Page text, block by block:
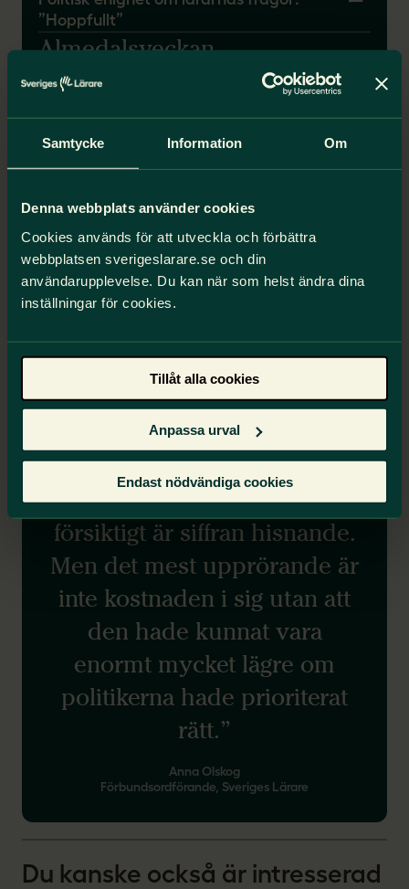
Samtycke Information Om
Denna webbplats använder cookies
Cookies används för att utveckla och förbättra
webbplatsen sverigeslarare.se och din
användarupplevelse. Du kan när som helst ändra dina
inställningar för cookies.
Tillåt alla cookies
Anpassa urval
Endast nödvändiga cookies
”Hoppfullt”
Almedalsveckan
Seminarium: Vad kostar ett
skolmisslyckande?
Citat
”Trots att vi räknat lågt och
försiktigt är siffran hisnande.
Men det mest upprörande är
inte kostnaden i sig utan att
den hade kunnat vara
enormt mycket lägre om
politikerna hade prioriterat
rätt.”
Anna Olskog
Förbundsordförande, Sveriges Lärare
Du kanske också är intresserad